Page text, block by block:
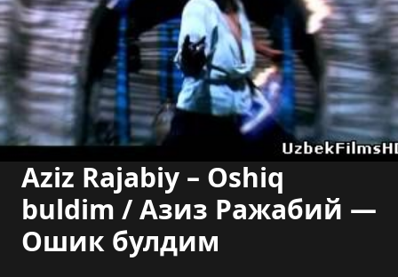
Aziz Rajabiy – Oshiq
buldim / Азиз Ражабий —
Ошик булдим